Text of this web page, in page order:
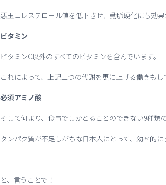
悪玉コレステロール値を低下させ、動脈硬化にも効果
ビタミン
ビタミンC以外のすべてのビタミンを含んでいます。
これによって、上記二つの代謝を更に上げる働きもし
必須アミノ酸
そして何より、食事でしかとることのできない9種類
タンパク質が不足しがちな日本人にとって、効率的
と、言うことで！